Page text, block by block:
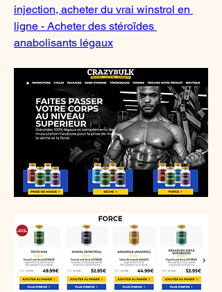
injection, acheter du vrai winstrol en
ligne - Acheter des stéroïdes
anabolisants légaux